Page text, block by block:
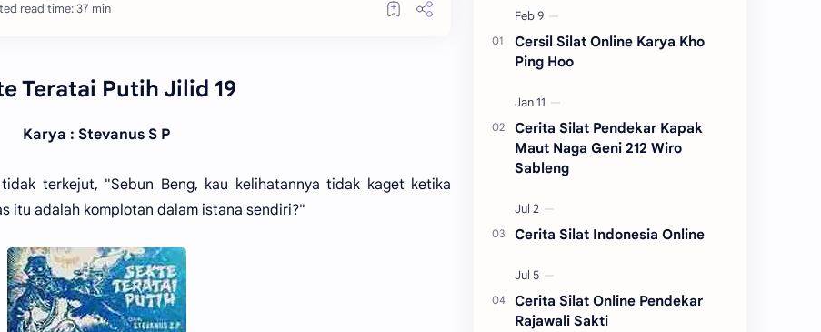
read time: 37 min
Teratai Putih Jilid 19
Karya : Stevanus S P
terkejut, "Sebun Beng, kau kelihatannya tidak kaget ketika
itu adalah komplotan dalam istana sendiri?"
Cersil Silat Online Karya Kho
Ping Hoo
Cerita Silat Pendekar Kapak
Maut Naga Geni 212 Wiro
Sableng
Cerita Silat Indonesia Online
Cerita Silat Online Pendekar
Rajawali Sakti